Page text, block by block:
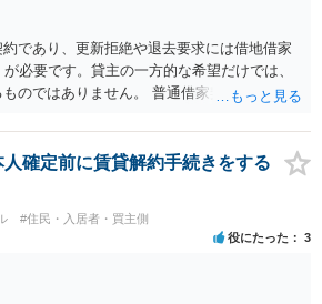
であり、更新拒絶や退去要求には借地借家
必要です。貸主の一方的な希望だけでは、
のではありません。 普通借家契約から定期
する形になりますが、これは任意の合意が
なければ成立しません。 12年間の居住実
とのつながり、転居費用の準備が困難な事情
継続の必要性として正当事由判断において
貸主側にかなり具体的な事情と立退料など
められるハードルは一般的に高いと考えら
あること自体は、賃貸借契約の有効性を直ち
引渡しがされていれば賃貸借の効力は原則
確定前に賃貸解約手続きをする
#住民・入居者・買主側
役にたった 3